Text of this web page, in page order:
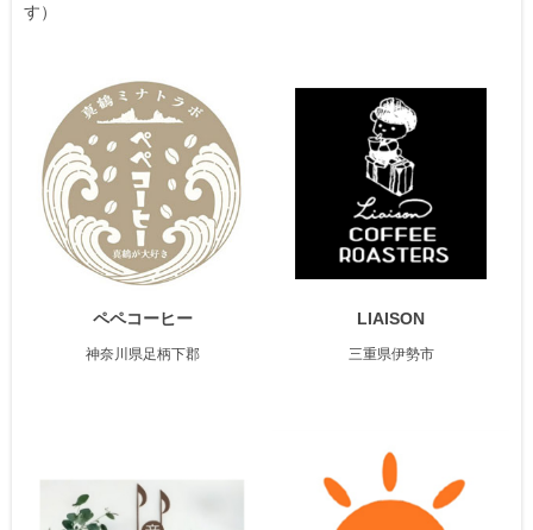
す）
ペペコーヒー
神奈川県足柄下郡
LIAISON
三重県伊勢市